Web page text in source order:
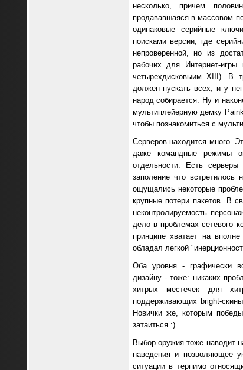
несколько, причем
продававшаяся в массовом
одинаковые серийные
поисками версии, где
непроверенной, но из
рабочих для Интернет-
четырехдисковыим XIII). В
должен пускать всех, и у
народ собирается. Ну и
мультиплейерную демку
чтобы познакомиться с
Серверов находится много.
даже командные режимы
отдельности. Есть
заполение что
ощущались некоторые
крупные потери пакетов. В
неконтролируемость
дело в проблемах сетевого
принципе хватает на
обладал легкой
Оба уровня - графически
дизайну - тоже: никаких
хитрых местечек для
поддерживающих bright-
Новички же, которым
затаиться :)
Выбор оружия тоже наводит
наведения и позволяющее
ситуации в терпимо